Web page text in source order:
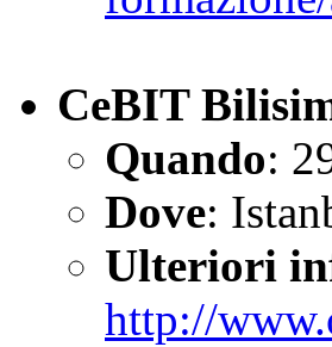
CeBIT
Quando:
Dove:
Ulteriori
http://